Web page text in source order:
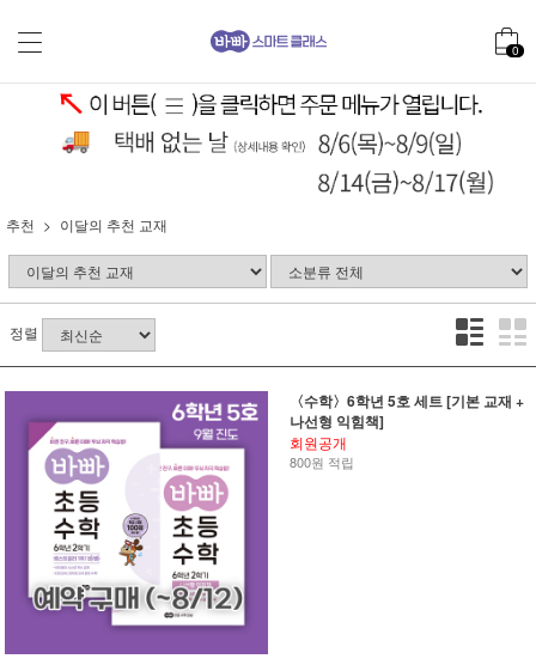
0
추천 이달의 추천 교재
정렬
〈수학〉6학년 5호 세트 [기본 교재 +
나선형 익힘책]
회원공개
800원 적립